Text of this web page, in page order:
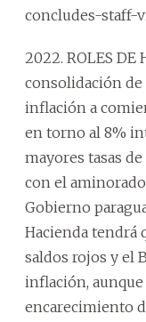
concludes-staff-
2022. ROLES DE
consolidación de
inflación a
en torno al 8%
mayores tasas
con el
Gobierno
Hacienda tendrá
saldos rojos y el
inflación,
encarecimiento